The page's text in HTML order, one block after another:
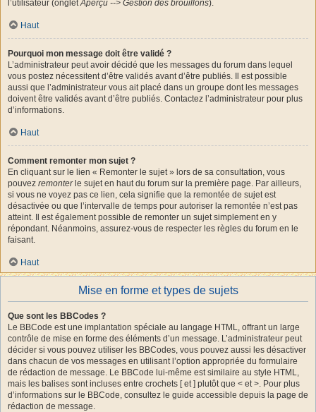
l’utilisateur (ongletAperçu --> Gestion des brouillons).
Haut
Pourquoi mon message doit être validé ?
L’administrateur peut avoir décidé que les messages du forum dans lequel
vous postez nécessitent d’être validés avant d’être publiés. Il est possible
aussi que l’administrateur vous ait placé dans un groupe dont les messages
doivent être validés avant d’être publiés. Contactez l’administrateur pour plus
d’informations.
Haut
Comment remonter mon sujet ?
En cliquant sur le lien « Remonter le sujet » lors de sa consultation, vous
pouvez remonterle sujet en haut du forum sur la première page. Par ailleurs,
si vous ne voyez pas ce lien, cela signifie que la remontée de sujet est
désactivée ou que l’intervalle de temps pour autoriser la remontée n’est pas
atteint. Il est également possible de remonter un sujet simplement en y
répondant. Néanmoins, assurez-vous de respecter les règles du forum en le
faisant.
Haut
Mise en forme et types de sujets
Que sont les BBCodes ?
Le BBCode est une implantation spéciale au langage HTML, offrant un large
contrôle de mise en forme des éléments d’un message. L’administrateur peut
décider si vous pouvez utiliser les BBCodes, vous pouvez aussi les désactiver
dans chacun de vos messages en utilisant l’option appropriée du formulaire
de rédaction de message. Le BBCode lui-même est similaire au style HTML,
mais les balises sont incluses entre crochets [ et ] plutôt que < et >. Pour plus
d’informations sur le BBCode, consultez le guide accessible depuis la page de
rédaction de message.